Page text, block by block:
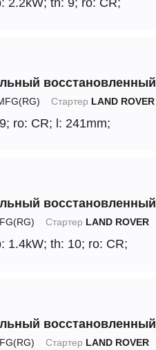
2.2kW; th: 9; ro: CR;
восстановленный
Стартер LAND ROVER
ro: CR; l: 241mm;
восстановленный
Стартер LAND ROVER
1.4kW; th: 10; ro: CR;
восстановленный
Стартер LAND ROVER